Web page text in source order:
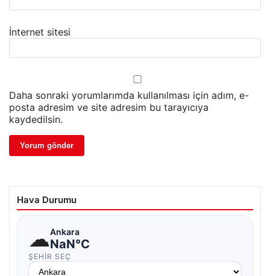
İnternet sitesi
Daha sonraki yorumlarımda kullanılması için adım, e-
posta adresim ve site adresim bu tarayıcıya
kaydedilsin.
Hava Durumu
☁Ankara
NaN°C
ŞEHIR SEÇ